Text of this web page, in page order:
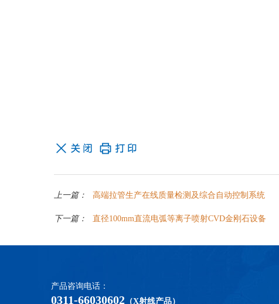
上一篇： 高端拉管生产在线质量检测及综合自动控制系统
下一篇： 直径100mm直流电弧等离子喷射CVD金刚石设备
产品咨询电话：
0311-66030602 （X射线产品）